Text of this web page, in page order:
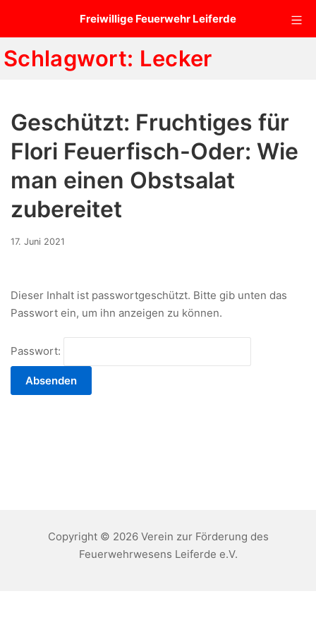
Freiwillige Feuerwehr Leiferde
Schlagwort: Lecker
Geschützt: Fruchtiges für
Flori Feuerfisch-Oder: Wie
man einen Obstsalat
zubereitet
17. Juni 2021
Dieser Inhalt ist passwortgeschützt. Bitte gib unten das
Passwort ein, um ihn anzeigen zu können.
Passwort:
Copyright © 2026 Verein zur Förderung des
Feuerwehrwesens Leiferde e.V.